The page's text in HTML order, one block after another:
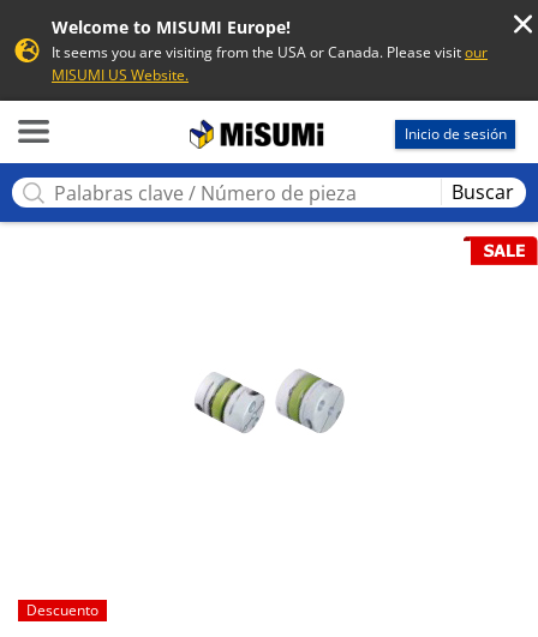
Welcome to MISUMI Europe!
It seems you are visiting from the USA or Canada. Please visitour
MISUMI US Website.
Inicio de sesión
Buscar
Descuento